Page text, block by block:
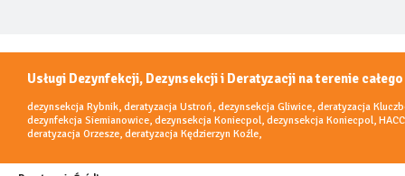
Usługi Dezynfekcji, Dezynsekcji i Deratyzacji na terenie
dezynsekcja Rybnik, deratyzacja Ustroń, dezynsekcja Gliwice, deratyzacja
dezynfekcja Siemianowice, dezynsekcja Koniecpol, dezynsekcja Koniecpol,
deratyzacja Orzesze, deratyzacja Kędzierzyn Koźle,